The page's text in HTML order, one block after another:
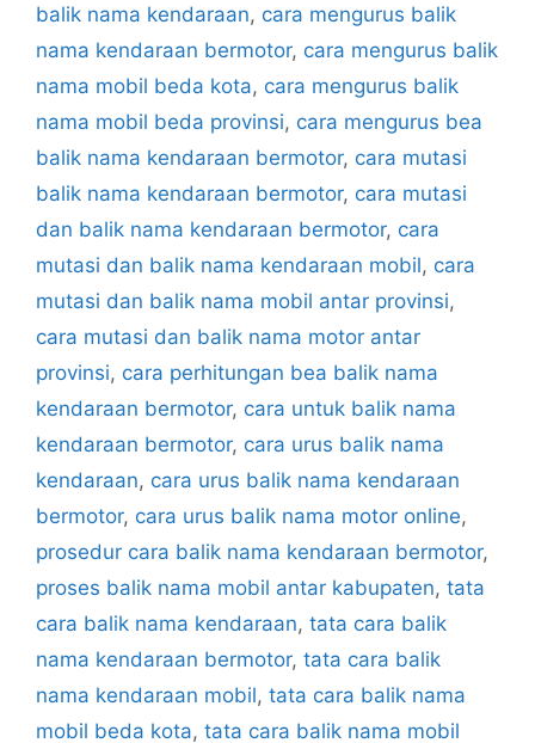
balik nama kendaraan, cara mengurus balik
nama kendaraan bermotor, cara mengurus balik
nama mobil beda kota, cara mengurus balik
nama mobil beda provinsi, cara mengurus bea
balik nama kendaraan bermotor, cara mutasi
balik nama kendaraan bermotor, cara mutasi
dan balik nama kendaraan bermotor, cara
mutasi dan balik nama kendaraan mobil, cara
mutasi dan balik nama mobil antar provinsi,
cara mutasi dan balik nama motor antar
provinsi, cara perhitungan bea balik nama
kendaraan bermotor, cara untuk balik nama
kendaraan bermotor, cara urus balik nama
kendaraan, cara urus balik nama kendaraan
bermotor, cara urus balik nama motor online,
prosedur cara balik nama kendaraan bermotor,
proses balik nama mobil antar kabupaten, tata
cara balik nama kendaraan, tata cara balik
nama kendaraan bermotor, tata cara balik
nama kendaraan mobil, tata cara balik nama
mobil beda kota, tata cara balik nama mobil